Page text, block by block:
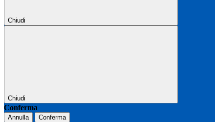
Chiudi
Chiudi
Conferma
Annulla Conferma